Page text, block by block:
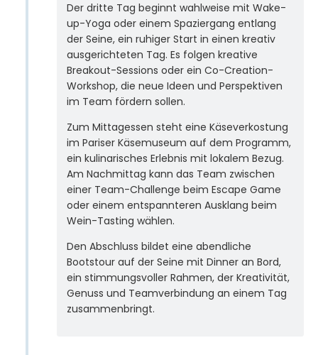
Der dritte Tag beginnt wahlweise mit Wake-
up-Yoga oder einem Spaziergang entlang
der Seine, ein ruhiger Start in einen kreativ
ausgerichteten Tag. Es folgen kreative
Breakout-Sessions oder ein Co-Creation-
Workshop, die neue Ideen und Perspektiven
im Team fördern sollen.
Zum Mittagessen steht eine Käseverkostung
im Pariser Käsemuseum auf dem Programm,
ein kulinarisches Erlebnis mit lokalem Bezug.
Am Nachmittag kann das Team zwischen
einer Team-Challenge beim Escape Game
oder einem entspannteren Ausklang beim
Wein-Tasting wählen.
Den Abschluss bildet eine abendliche
Bootstour auf der Seine mit Dinner an Bord,
ein stimmungsvoller Rahmen, der Kreativität,
Genuss und Teamverbindung an einem Tag
zusammenbringt.